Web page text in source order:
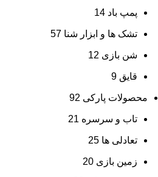
پمپ باد 14
تشک ها و ابزار شنا 57
شن بازی 12
قایق 9
محصولات پارکی 92
تاب و سرسره 21
تعادلی ها 25
زمین بازی 20